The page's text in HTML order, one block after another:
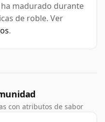
madurado durante
de roble. Ver
.
con atributos de sabor